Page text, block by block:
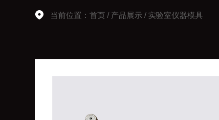
当前位置： 首页 / 产品展示 / 实验室仪器模具